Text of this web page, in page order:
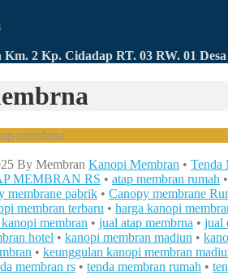
2 Kp. Cidadap RT. 03 RW. 01
membrna
By Membran Kanopi Membran • Tenda
MEMBRAN RS • atap membran rumah •
membrane pabrik • Canopy membrane
membran terbaru • harga kanopi
membran • jual atap membrna • jual
hotel • kanopi membran madiun •
• keunggulan kanopi membran
membran rs • tenda membran rumah •